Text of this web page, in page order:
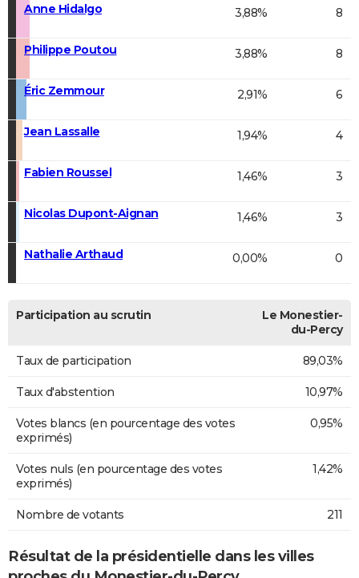
Anne Hidalgo 3,88% 8
Philippe Poutou 3,88% 8
Éric Zemmour 2,91% 6
Jean Lassalle 1,94% 4
Fabien Roussel 1,46% 3
Nicolas Dupont-Aignan 1,46% 3
Nathalie Arthaud 0,00% 0
Participation au scrutin
Le Monestier-
du-Percy
Taux de participation 89,03%
Taux d'abstention 10,97%
Votes blancs (en pourcentage des votes
exprimés)
0,95%
Votes nuls (en pourcentage des votes
exprimés)
1,42%
Nombre de votants 211
Résultat de la présidentielle dans les villes